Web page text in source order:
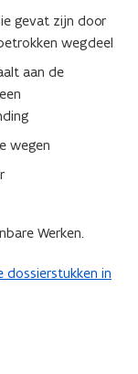
gevat zijn door
wegdeel
aan de
wegen
Werken.
dossierstukken in